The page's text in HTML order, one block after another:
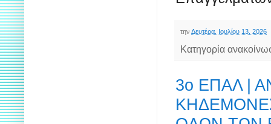
την Δευτέρα, Ιουλίου 13, 2026
Κατηγορία
3ο ΕΠΑΛ |